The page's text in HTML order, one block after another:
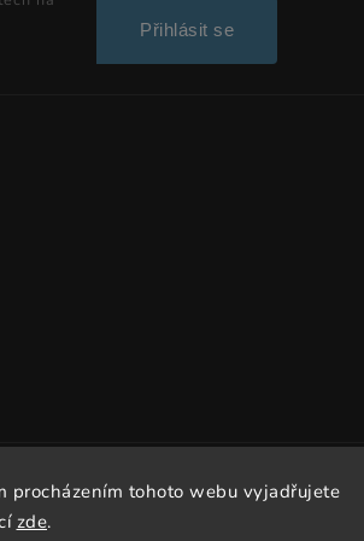
procházením tohoto webu vyjadřujete
zde.
Přihlásit se
Dissto. Všechna práva vyhrazena.
Shoptet